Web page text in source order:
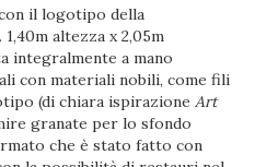
il logotipo della
altezza x 2,05m
integralmente a mano
con materiali nobili, come fili
(di chiara ispirazioneArt
granate per lo sfondo
che è stato fatto con